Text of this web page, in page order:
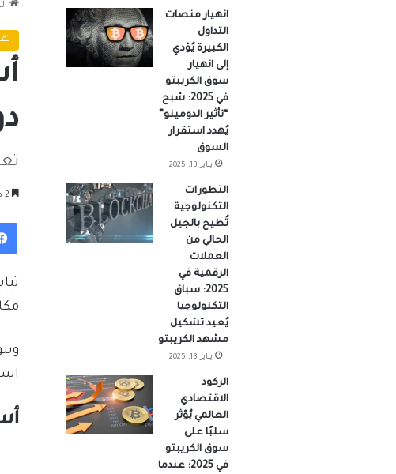
انهيار منصات
التداول
الكبيرة يُؤدي
إلى انهيار
سوق الكريبتو
في 2025: شبح
“تأثير الدومينو”
يُهدد استقرار
السوق
يناير 13, 2025
التطورات
التكنولوجية
تُطيح بالجيل
الحالي من
العملات
الرقمية في
2025: سباق
التكنولوجيا
يُعيد تشكيل
مشهد الكريبتو
يناير 13, 2025
الركود
الاقتصادي
العالمي يُؤثر
سلبًا على
سوق الكريبتو
في 2025: عندما